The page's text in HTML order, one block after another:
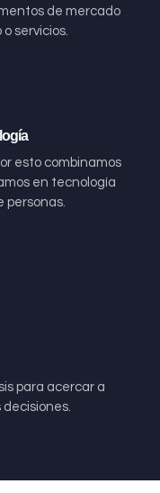
de mercado
servicios.
esto combinamos
en tecnología
personas.
para acercar a